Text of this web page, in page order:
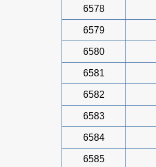
6578
6579
6580
6581
6582
6583
6584
6585